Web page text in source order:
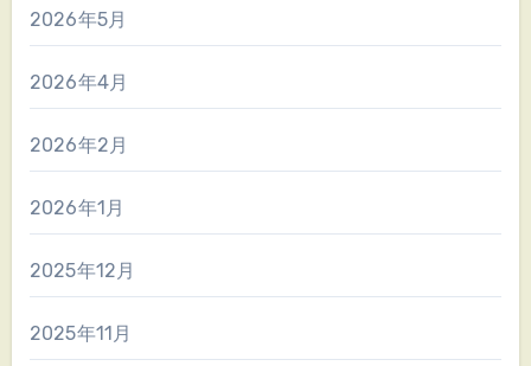
2026年5月
2026年4月
2026年2月
2026年1月
2025年12月
2025年11月